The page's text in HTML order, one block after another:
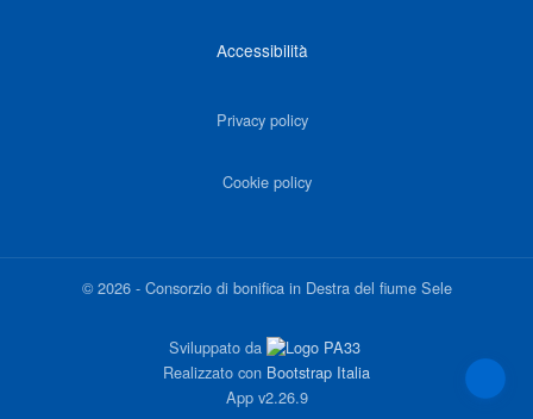
Accessibilità
Privacy policy
Cookie policy
©2026- Consorzio di bonifica in Destra del fiume Sele
Sviluppato da
Realizzato con Bootstrap Italia
App v2.26.9